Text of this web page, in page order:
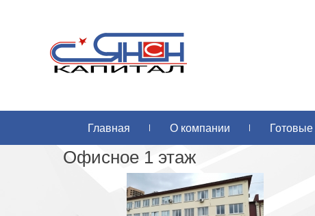
Главная О компании
Офисное 1 этаж